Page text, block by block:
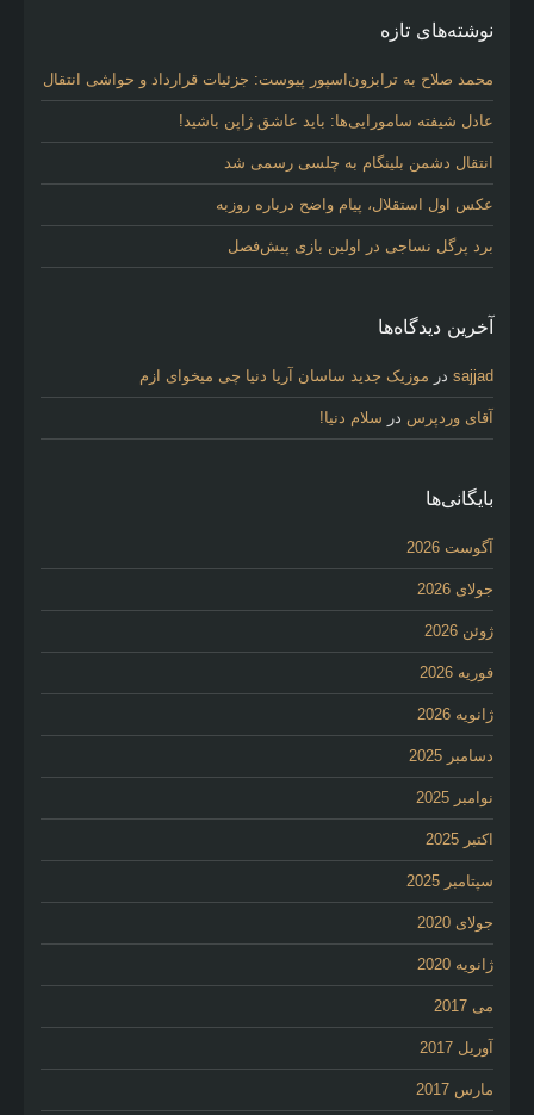
نوشته‌های تازه
محمد صلاح به ترابزون‌اسپور پیوست: جزئیات قرارداد و حواشی انتقال
عادل شیفته سامورایی‌ها: باید عاشق ژاپن باشید!
انتقال دشمن بلینگام به چلسی رسمی شد
عکس اول استقلال، پیام واضح درباره روزبه
برد پرگل نساجی در اولین بازی پیش‌فصل
آخرین دیدگاه‌ها
sajjad در موزیک جدید ساسان آریا دنیا چی میخوای ازم
آقای وردپرس در سلام دنیا!
بایگانی‌ها
آگوست 2026
جولای 2026
ژوئن 2026
فوریه 2026
ژانویه 2026
دسامبر 2025
نوامبر 2025
اکتبر 2025
سپتامبر 2025
جولای 2020
ژانویه 2020
می 2017
آوریل 2017
مارس 2017